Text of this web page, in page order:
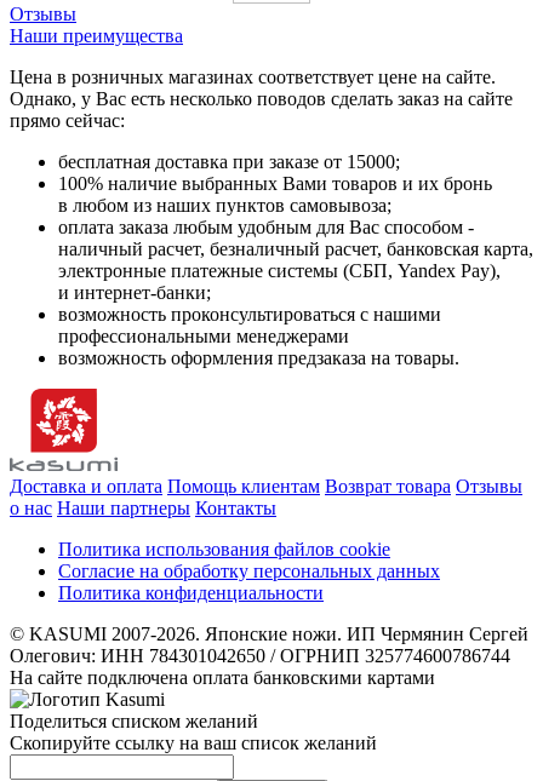
Отзывы
Наши преимущества
Цена в розничных магазинах соответствует цене на сайте.
Однако, у Вас есть несколько поводов сделать заказ на сайте
прямо сейчас:
бесплатная доставка при заказе от 15000;
100% наличие выбранных Вами товаров и их бронь
в любом из наших пунктов самовывоза;
оплата заказа любым удобным для Вас способом -
наличный расчет, безналичный расчет, банковская карта,
электронные платежные системы (СБП, Yandex Pay),
и интернет-банки;
возможность проконсультироваться с нашими
профессиональными менеджерами
возможность оформления предзаказа на товары.
Доставка и оплата Помощь клиентам Возврат товара Отзывы
о нас Наши партнеры Контакты
Политика использования файлов cookie
Согласие на обработку персональных данных
Политика конфиденциальности
© KASUMI 2007-2026. Японские ножи. ИП Чермянин Сергей
Олегович: ИНН 784301042650 / ОГРНИП 325774600786744
На сайте подключена оплата банковскими картами
Поделиться списком желаний
Скопируйте ссылку на ваш список желаний